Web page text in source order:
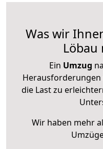
Was wir
Löbau
Ein Umzug
die Last zu
Wir haben mehr